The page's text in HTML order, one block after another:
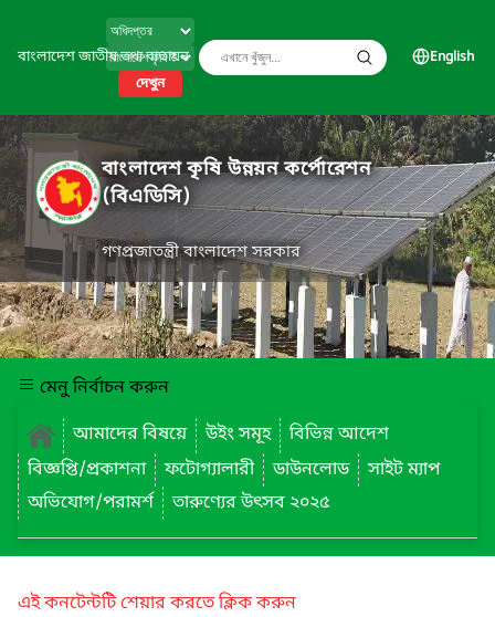
বাংলাদেশ জাতীয় তথ্য বাতায়ন
দেখুন
English
বাংলাদেশ কৃষি উন্নয়ন কর্পোরেশন
(বিএডিসি)
গণপ্রজাতন্ত্রী বাংলাদেশ সরকার
মেনু নির্বাচন করুন
আমাদের বিষয়ে
উইং সমূহ
বিভিন্ন আদেশ
বিজ্ঞপ্তি/প্রকাশনা
ফটোগ্যালারী ডাউনলোড
সাইট ম্যাপ
অভিযোগ/পরামর্শ
তারুণ্যের উৎসব ২০২৫
এই কনটেন্টটি শেয়ার করতে ক্লিক করুন